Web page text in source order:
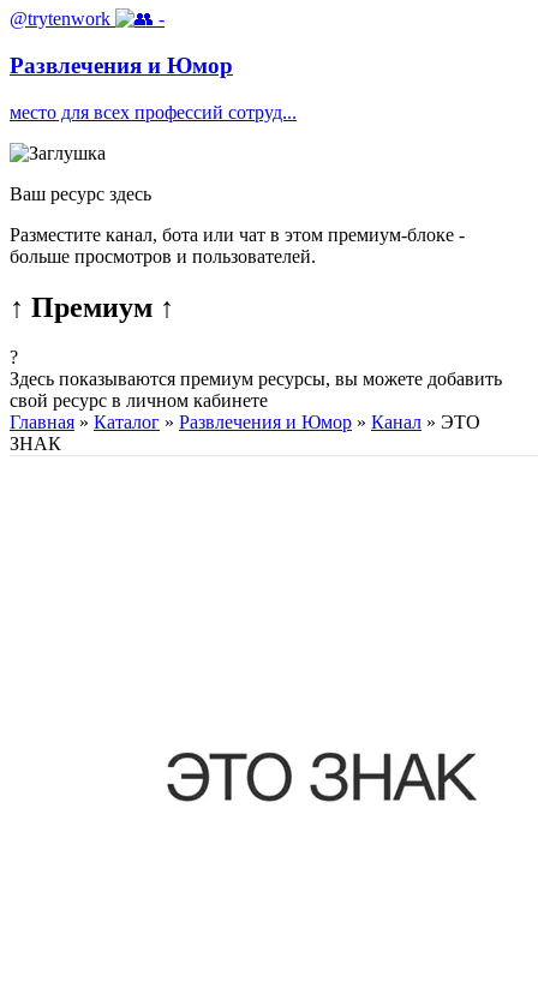
@trytenwork -
Развлечения и Юмор
место для всех профессий сотруд...
Ваш ресурс здесь
Разместите канал, бота или чат в этом премиум-блоке -
больше просмотров и пользователей.
↑ Премиум ↑
?
Здесь показываются премиум ресурсы, вы можете добавить
свой ресурс в личном кабинете
Главная » Каталог » Развлечения и Юмор » Канал » ЭТО
ЗНАК